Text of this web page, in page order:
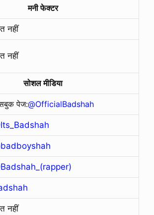
मनी फेक्टर
नहीं
नहीं
सोशल मीडिया
पेज:@OfficialBadshah
नहीं